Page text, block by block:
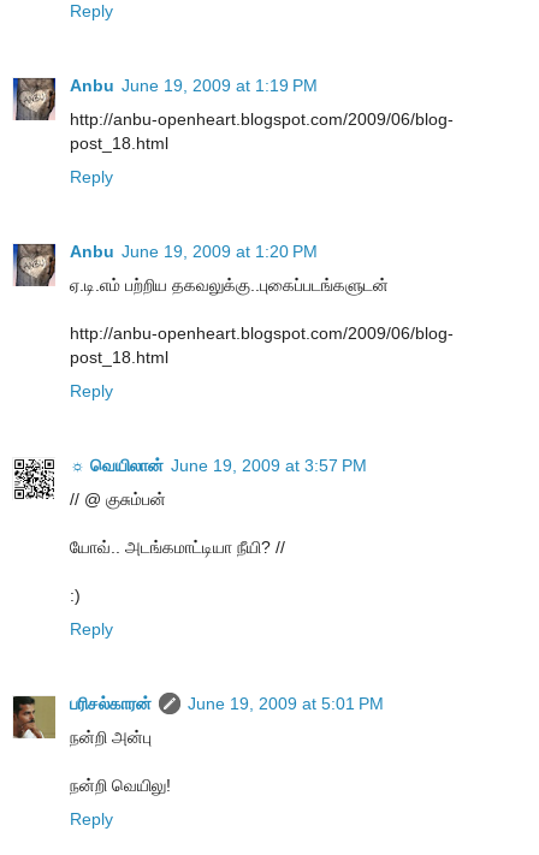
Reply
Anbu June 19, 2009 at 1:19 PM
http://anbu-openheart.blogspot.com/2009/06/blog-
post_18.html
Reply
Anbu June 19, 2009 at 1:20 PM
ஏ.டி.எம் பற்றிய தகவலுக்கு..புகைப்படங்களுடன்
http://anbu-openheart.blogspot.com/2009/06/blog-
post_18.html
Reply
☼ வெயிலான் June 19, 2009 at 3:57 PM
// @ குசும்பன்
யோவ்.. அடங்கமாட்டியா நீயி? //
:)
Reply
பரிசல்காரன்
June 19, 2009 at 5:01 PM
நன்றி அன்பு
நன்றி வெயிலு!
Reply